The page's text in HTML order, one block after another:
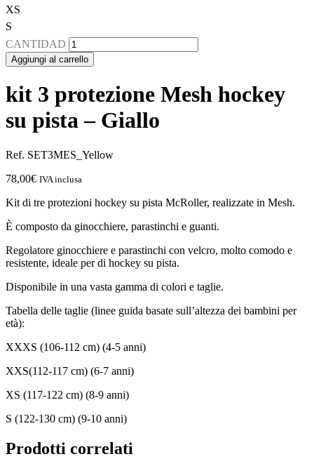
XS
S
CANTIDAD
Aggiungi al carrello
kit 3 protezione Mesh hockey
su pista – Giallo
Ref. SET3MES_Yellow
78,00€ IVA inclusa
Kit di tre protezioni hockey su pista McRoller, realizzate in Mesh.
È composto da ginocchiere, parastinchi e guanti.
Regolatore ginocchiere e parastinchi con velcro, molto comodo e
resistente, ideale per di hockey su pista.
Disponibile in una vasta gamma di colori e taglie.
Tabella delle taglie (linee guida basate sull’altezza dei bambini per
età):
XXXS (106-112 cm) (4-5 anni)
XXS(112-117 cm) (6-7 anni)
XS (117-122 cm) (8-9 anni)
S (122-130 cm) (9-10 anni)
Prodotti correlati